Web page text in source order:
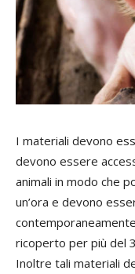
I materiali devono
devono essere
animali in modo che
un’ora e devono
ricoperto per più del
Inoltre tali materiali